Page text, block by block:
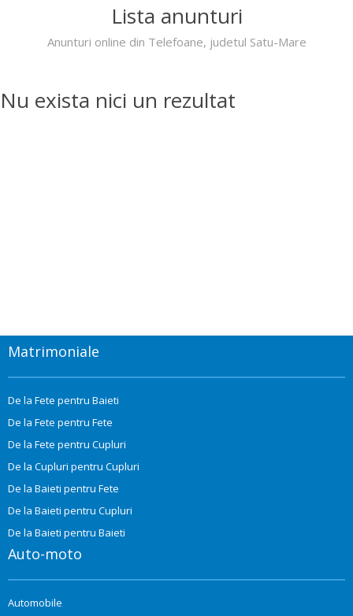
Lista anunturi
Anunturi online din Telefoane, judetul Satu-Mare
Nu exista nici un rezultat
Matrimoniale
De la Fete pentru Baieti
De la Fete pentru Fete
De la Fete pentru Cupluri
De la Cupluri pentru Cupluri
De la Baieti pentru Fete
De la Baieti pentru Cupluri
De la Baieti pentru Baieti
Auto-moto
Automobile